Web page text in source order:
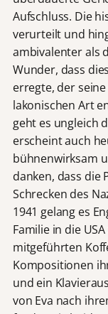
Aufschluss. Die
verurteilt und
ambivalenter als
Wunder, dass
erregte, der
lakonischen Art
geht es ungleich
erscheint auch
bühnenwirksam
danken, dass die
Schrecken des
1941 gelang es
Familie in die
mitgeführten
Kompositionen
und ein
von Eva nach